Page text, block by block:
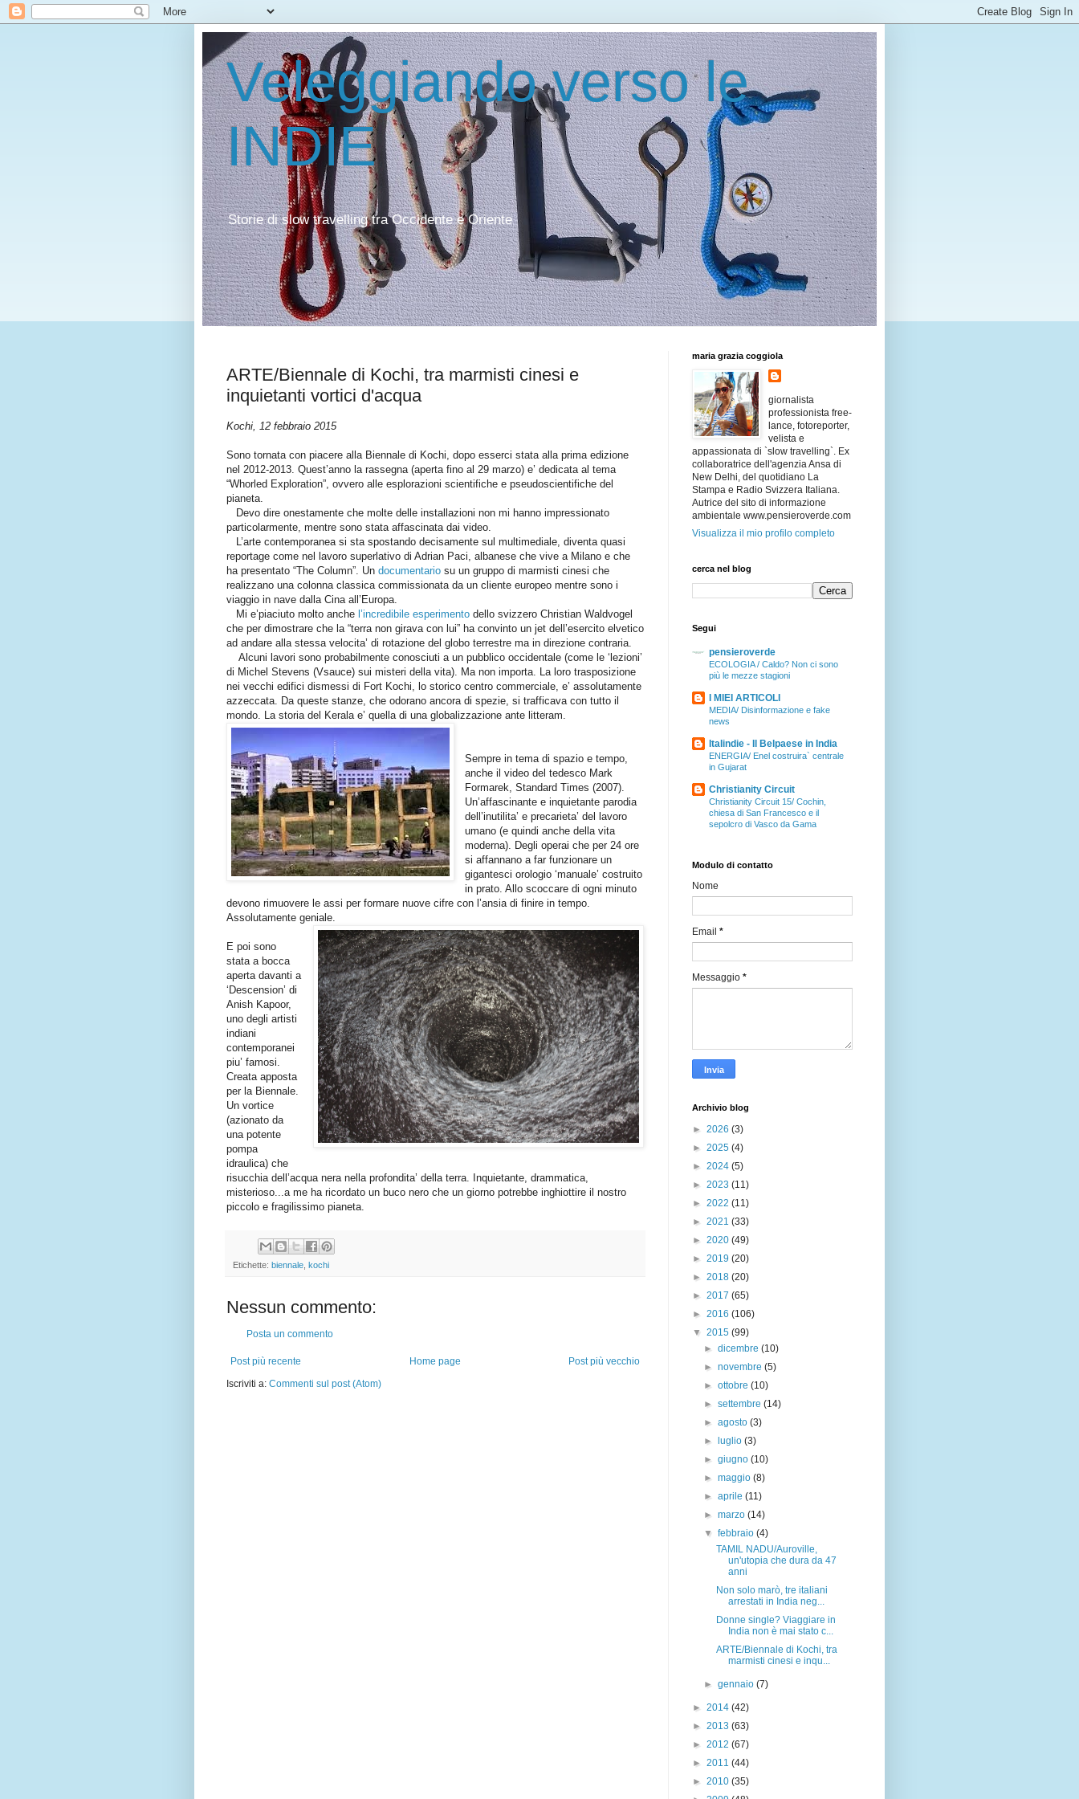
Veleggiando verso le
INDIE
Storie di slow travelling tra Occidente e Oriente
ARTE/Biennale di Kochi, tra marmisti cinesi e
inquietanti vortici d'acqua
Kochi, 12 febbraio 2015
Sono tornata con piacere alla Biennale di Kochi, dopo esserci stata alla prima edizione
nel 2012-2013. Quest’anno la rassegna (aperta fino al 29 marzo) e’ dedicata al tema
“Whorled Exploration”, ovvero alle esplorazioni scientifiche e pseudoscientifiche del
pianeta.
Devo dire onestamente che molte delle installazioni non mi hanno impressionato
particolarmente, mentre sono stata affascinata dai video.
L’arte contemporanea si sta spostando decisamente sul multimediale, diventa quasi
reportage come nel lavoro superlativo di Adrian Paci, albanese che vive a Milano e che
ha presentato “The Column”. Un documentario su un gruppo di marmisti cinesi che
realizzano una colonna classica commissionata da un cliente europeo mentre sono i
viaggio in nave dalla Cina all’Europa.
Mi e’piaciuto molto anche l’incredibile esperimento dello svizzero Christian Waldvogel
che per dimostrare che la “terra non girava con lui” ha convinto un jet dell’esercito elvetico
ad andare alla stessa velocita’ di rotazione del globo terrestre ma in direzione contraria.
Alcuni lavori sono probabilmente conosciuti a un pubblico occidentale (come le ‘lezioni’
di Michel Stevens (Vsauce) sui misteri della vita). Ma non importa. La loro trasposizione
nei vecchi edifici dismessi di Fort Kochi, lo storico centro commerciale, e’ assolutamente
azzeccata. Da queste stanze, che odorano ancora di spezie, si trafficava con tutto il
mondo. La storia del Kerala e’ quella di una globalizzazione ante litteram.
Sempre in tema di spazio e tempo,
anche il video del tedesco Mark
Formarek, Standard Times (2007).
Un’affascinante e inquietante parodia
dell’inutilita’ e precarieta’ del lavoro
umano (e quindi anche della vita
moderna). Degli operai che per 24 ore
si affannano a far funzionare un
gigantesci orologio ‘manuale’ costruito
in prato. Allo scoccare di ogni minuto
devono rimuovere le assi per formare nuove cifre con l’ansia di finire in tempo.
Assolutamente geniale.
E poi sono
stata a bocca
aperta davanti a
‘Descension’ di
Anish Kapoor,
uno degli artisti
indiani
contemporanei
piu’ famosi.
Creata apposta
per la Biennale.
Un vortice
(azionato da
una potente
pompa
idraulica) che
risucchia dell’acqua nera nella profondita’ della terra. Inquietante, drammatica,
misterioso...a me ha ricordato un buco nero che un giorno potrebbe inghiottire il nostro
piccolo e fragilissimo pianeta.
Etichette: biennale kochi
Nessun commento:
Posta un commento
Post più recente Post più vecchio
Home page
Iscriviti a: Commenti sul post (Atom)
maria grazia coggiola
giornalista
professionista free-
lance, fotoreporter,
velista e
appassionata di `slow travelling`. Ex
collaboratrice dell'agenzia Ansa di
New Delhi, del quotidiano La
Stampa e Radio Svizzera Italiana.
Autrice del sito di informazione
ambientale www.pensieroverde.com
Visualizza il mio profilo completo
cerca nel blog
Segui
pensieroverde
ECOLOGIA / Caldo? Non ci sono
più le mezze stagioni
I MIEI ARTICOLI
MEDIA/ Disinformazione e fake
news
ItaIindie - Il Belpaese in India
ENERGIA/ Enel costruira` centrale
in Gujarat
Christianity Circuit
Christianity Circuit 15/ Cochin,
chiesa di San Francesco e il
sepolcro di Vasco da Gama
Modulo di contatto
Nome
Email *
Messaggio *
Archivio blog
► 2026 (3)
► 2025 (4)
► 2024 (5)
► 2023 (11)
► 2022 (11)
► 2021 (33)
► 2020 (49)
► 2019 (20)
► 2018 (20)
► 2017 (65)
► 2016 (106)
▼ 2015 (99)
►dicembre(10)
►novembre(5)
►ottobre(10)
►settembre(14)
►agosto(3)
►
luglio(3)
►giugno(10)
►maggio(8)
►aprile(11)
►marzo(14)
▼febbraio(4)
TAMIL NADU/Auroville,
un'utopia che dura da 47
anni
Non solo marò, tre italiani
arrestati in India neg...
Donne single? Viaggiare in
India non è mai stato c...
ARTE/Biennale di Kochi, tra
marmisti cinesi e inqu...
►gennaio(7)
► 2014 (42)
► 2013 (63)
► 2012 (67)
► 2011 (44)
► 2010 (35)